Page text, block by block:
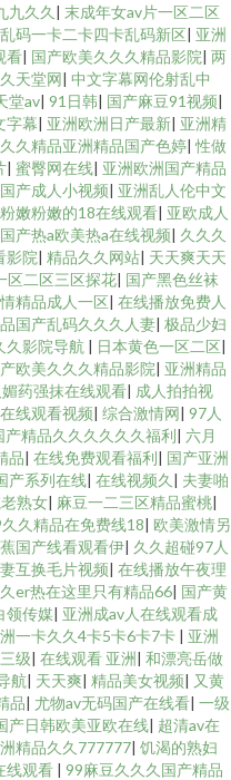
九久久 | 末成年女av片一区二区
码一卡二卡四卡乱码新区| 亚洲
看| 国产欧美久久久精品影院| 两
天堂网| 中文字幕网伦射乱中
堂av| 91日韩| 国产麻豆91视频|
字幕| 亚洲欧洲日产最新| 亚洲精
久久精品亚洲精品国产色婷|性做
| 蜜臀网在线| 亚洲欧洲国产精品
国产成人小视频| 亚洲乱人伦中文
粉嫩粉嫩的18在线观看| 亚欧成人
国产热a欧美热a在线视频| 久久久
影院| 精品久久网站| 天天爽天天
区二区三区探花| 国产黑色丝袜
精品成人一区| 在线播放免费人
国产乱码久久久人妻| 极品少妇
久影院导航 | 日本黄色一区二区|
欧美久久久精品影院| 亚洲精品
药强抹在线观看| 成人拍拍视
线观看视频| 综合激情网| 97人
产精品久久久久久久福利| 六月
品| 在线免费观看福利| 国产亚洲
产系列在线| 在线视频久 | 夫妻啪
熟女| 麻豆一二三区精品蜜桃|
久精品在免费线18| 欧美激情另
国产线看观看伊| 久久超碰97人
互换毛片视频| 在线播放午夜理
er热在这里只有精品66| 国产黄
领传媒| 亚洲成av人在线观看成
一卡久久4卡5卡6卡7卡 | 亚洲
级| 在线观看 亚洲| 和漂亮岳做
航| 天天爽| 精品美女视频| 又黄
品| 尤物av无码国产在线看| 一级
产日韩欧美亚欧在线| 超清av在
精品久久777777| 饥渴的熟妇
线观看 | 99麻豆久久久国产精品